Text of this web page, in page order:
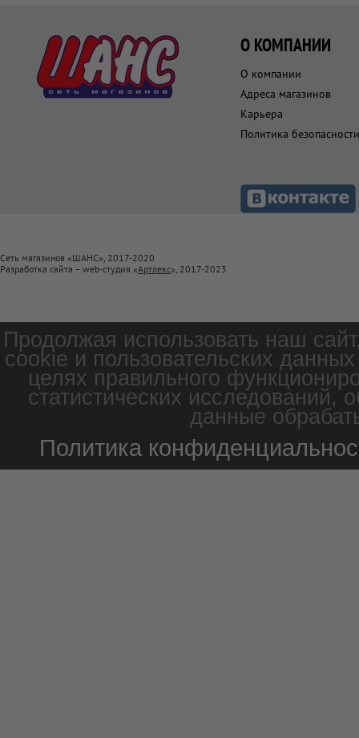
О КОМПАНИИ
О компании
Адреса магазинов
Карьера
Политика безопасности
Сеть магазинов «ШАНС», 2017-2020
Разработка сайта – web-студия «Артлекс», 2017-2023
Продолжая использовать наш
cookie и пользовательских
целях правильного
статистических
данные
Политика